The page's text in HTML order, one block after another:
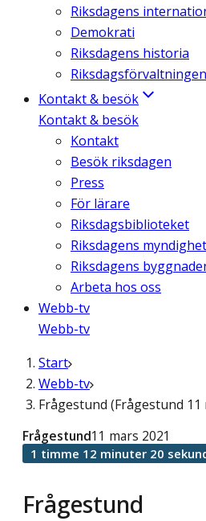
Riksdagens
Demokrati
Riksdagens historia
Riksdagsförvaltningen
Kontakt & besök
Kontakt & besök
Kontakt
Besök riksdagen
Press
För lärare
Riksdagsbiblioteket
Riksdagens
Riksdagens
Arbeta hos oss
Webb-tv
Webb-tv
Start
Webb-tv
Frågestund (Frågestund 11
Frågestund
Frågestund11 mars 2021
1 timme 12 minuter 20